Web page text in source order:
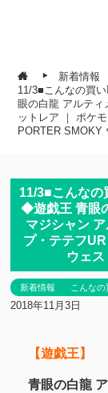
新着情報
11/3■こんなの買
眼の白龍 アルティ
ットレア ｜ ポケ
PORTER SMOKY
11/3■こんなの
◆遊戯王 青眼
マジシャン
プ・テテフ
ウェ
新着情報 こんな
2018年11月3日
【遊戯王】
青眼の白龍